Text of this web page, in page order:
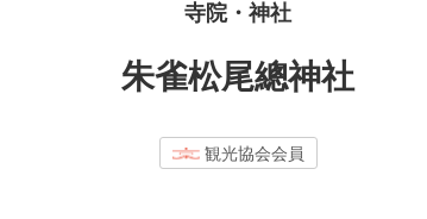
寺院・神社
朱雀松尾總神社
観光協会会員